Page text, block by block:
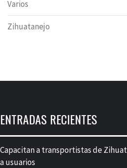
Varios
Zihuatanejo
ENTRADAS RECIENTES
Capacitan a transportistas de
a usuarios